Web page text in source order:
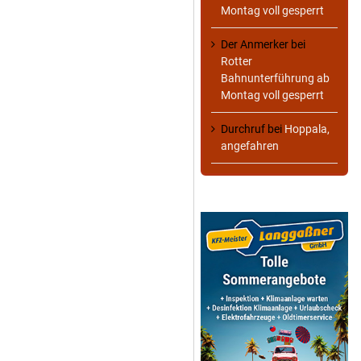
Montag voll gesperrt
Der Anmerker bei
Rotter
Bahnunterführung ab
Montag voll gesperrt
Durchruf bei Hoppala,
angefahren